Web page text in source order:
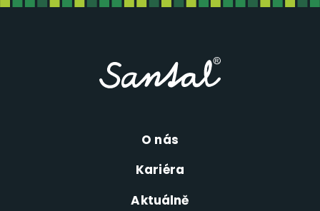
O nás
Kariéra
Aktuálně